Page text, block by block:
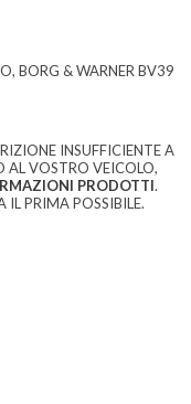
BORG & WARNER BV39
INSUFFICIENTE A
AL VOSTRO VEICOLO,
PRODOTTI.
IL PRIMA POSSIBILE.